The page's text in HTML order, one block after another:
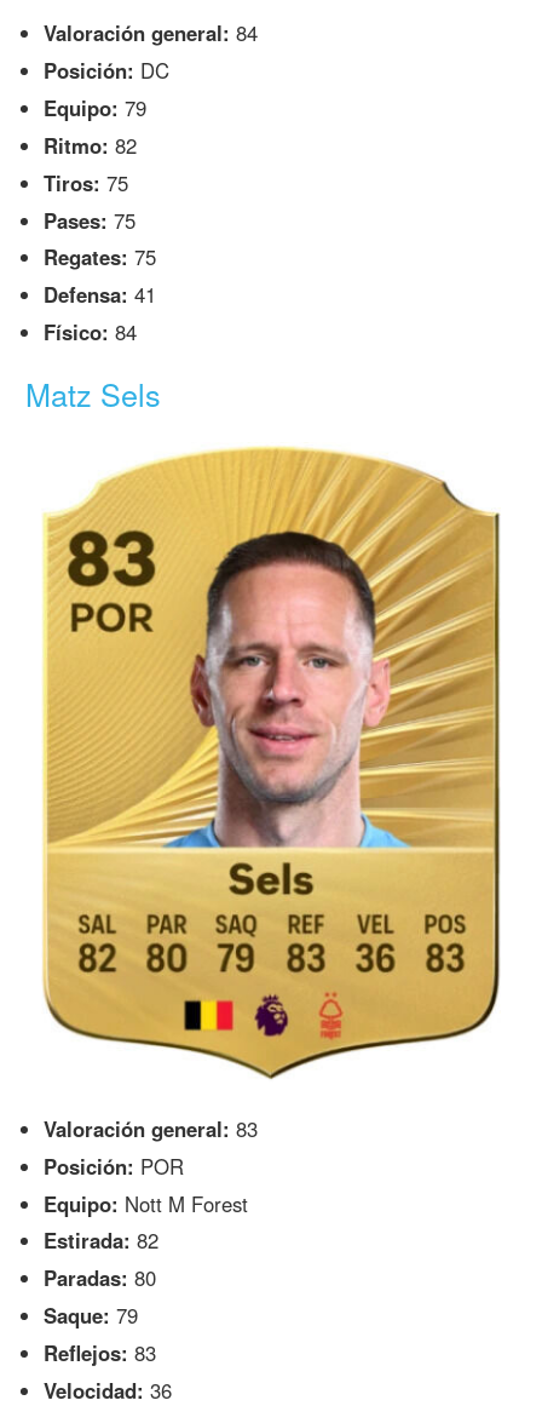
Valoración general: 84
Posición: DC
Equipo: 79
Ritmo: 82
Tiros: 75
Pases: 75
Regates: 75
Defensa: 41
Físico: 84
Matz Sels
Valoración general: 83
Posición: POR
Equipo: Nott M Forest
Estirada: 82
Paradas: 80
Saque: 79
Reflejos: 83
Velocidad: 36